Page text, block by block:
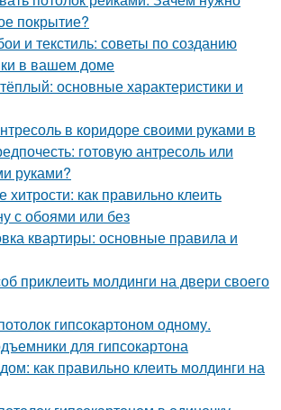
покрытие?
и текстиль: советы по созданию
в вашем доме
основные характеристики и
в коридоре своими руками в
готовую антресоль или
руками?
хитрости: как правильно клеить
с обоями или без
квартиры: основные правила и
приклеить молдинги на двери своего
гипсокартоном одному.
для гипсокартона
как правильно клеить молдинги на